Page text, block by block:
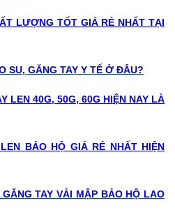
LƯỢNG TỐT GIÁ RẺ NHẤT TẠI
SU, GĂNG TAY Y TẾ Ở ĐÂU?
LEN 40G, 50G, 60G HIỆN NAY LÀ
BẢO HỘ GIÁ RẺ NHẤT HIỆN
TAY VẢI MẬP BẢO HỘ LAO